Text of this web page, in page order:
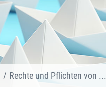
Rechte und Pflichten von ...